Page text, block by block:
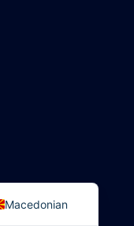
Macedonian